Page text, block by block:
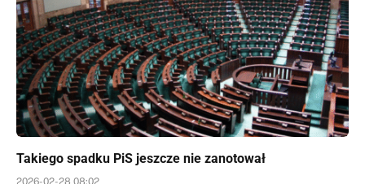
Takiego spadku PiS jeszcze nie zanotował